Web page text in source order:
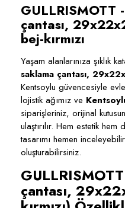
GULLRISMOTT
çantası,
bej-kırmızı
Yaşam alanlarınıza şıklık
saklama çantası,
Kentsoylu güvencesiyle
lojistik ağımız ve
siparişleriniz, orijinal
ulaştırılır. Hem estetik
tasarımı hemen
oluşturabilirsiniz.
çantası,